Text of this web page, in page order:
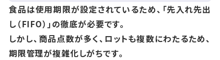
食品は使用期限が設定されているため、「先入れ先出
し（FIFO）」の徹底が必要です。
しかし、商品点数が多く、ロットも複数にわたるため、
期限管理が複雑化しがちです。